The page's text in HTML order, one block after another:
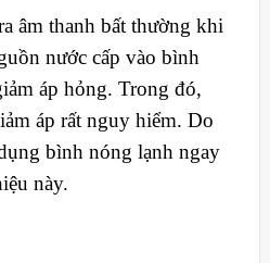
âm thanh bất thường khi
nước cấp vào bình
áp hỏng. Trong đó,
áp rất nguy hiểm. Do
bình nóng lạnh ngay
này.